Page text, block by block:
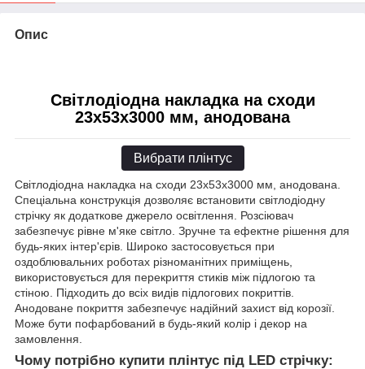
Опис
Світлодіодна накладка на сходи
23х53х3000 мм, анодована
Вибрати плінтус
Світлодіодна накладка на сходи 23х53х3000 мм, анодована.
Спеціальна конструкція дозволяє встановити світлодіодну
стрічку як додаткове джерело освітлення. Розсіювач
забезпечує рівне м'яке світло. Зручне та ефектне рішення для
будь-яких інтер'єрів. Широко застосовується при
оздоблювальних роботах різноманітних приміщень,
використовується для перекриття стиків між підлогою та
стіною. Підходить до всіх видів підлогових покриттів.
Анодоване покриття забезпечує надійний захист від корозії.
Може бути пофарбований в будь-який колір і декор на
замовлення.
Чому потрібно купити плінтус під LED стрічку: